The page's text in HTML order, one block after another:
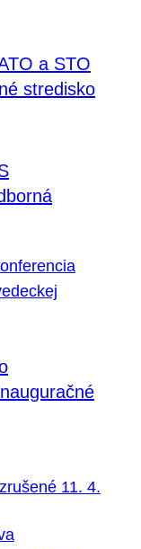
a STO
stredisko
11. 4.